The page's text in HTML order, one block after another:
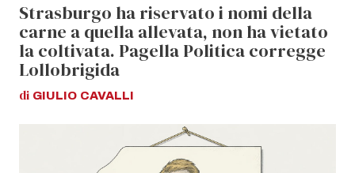
Strasburgo ha riservato i nomi della
carne a quella allevata, non ha vietato
la coltivata. Pagella Politica corregge
Lollobrigida
di GIULIO CAVALLI